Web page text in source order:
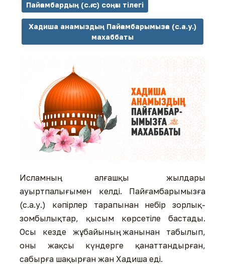
Пайғамбардың (с.ғ.с) соңғы тілегі
Хадиша анамыздың Пайғамбарымызға (с.а.у.)
махаббаты
Исламның алғашқы жылдары
ауыртпалығымен келді. Пайғамбарымызға
(с.а.у.) кәпірлер тарапынан небір зорлық-
зомбылықтар, қысым көрсетіле бастады.
Осы кезде жұбайының жанынан табылып,
оны жақсы күндерге қанаттандырған,
сабырға шақырған жан Хадиша еді.